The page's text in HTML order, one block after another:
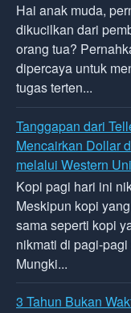
Hai anak muda,
dikucilkan dari
orang tua?
dipercaya untuk
tugas terten...
Tanggapan dari
Mencairkan Dollar
melalui Western
Kopi pagi hari ini
Meskipun kopi
sama seperti kopi
nikmati di pagi-
Mungki...
3 Tahun Bukan